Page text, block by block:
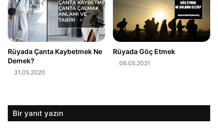
Rüyada Çanta Kaybetmek Ne
Demek?
31.05.2020
Rüyada Göç Etmek
06.05.2021
Bir yanıt yazın